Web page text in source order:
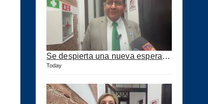
Se despierta una nueva esperanza para mejorar los puertos del país
Today